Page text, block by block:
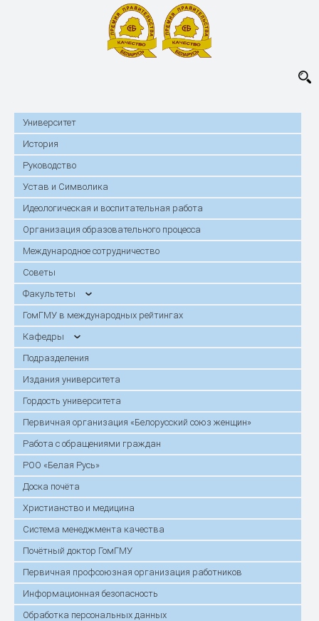
Университет
История
Руководство
Устав и Символика
Идеологическая и воспитательная работа
Организация образовательного процесса
Международное сотрудничество
Советы
Факультеты
ГомГМУ в международных рейтингах
Кафедры
Подразделения
Издания университета
Гордость университета
Первичная организация «Белорусский союз женщин»
Работа с обращениями граждан
РОО «Белая Русь»
Доска почёта
Христианство и медицина
Система менеджмента качества
Почётный доктор ГомГМУ
Первичная профсоюзная организация работников
Информационная безопасность
Обработка персональных данных